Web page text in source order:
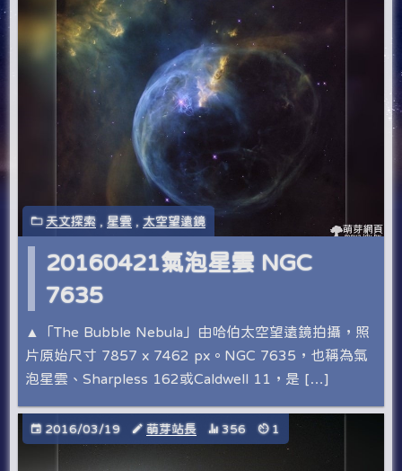
天文探索 ,星雲 太空望遠鏡
20160421氣泡星雲 NGC
7635
▲「The Bubble Nebula」由哈伯太空望遠鏡拍攝，照
片原始尺寸 7857 x 7462 px。NGC 7635，也稱為氣
泡星雲、Sharpless 162或Caldwell 11，是 […]
2016/03/19 萌芽站長 356 1